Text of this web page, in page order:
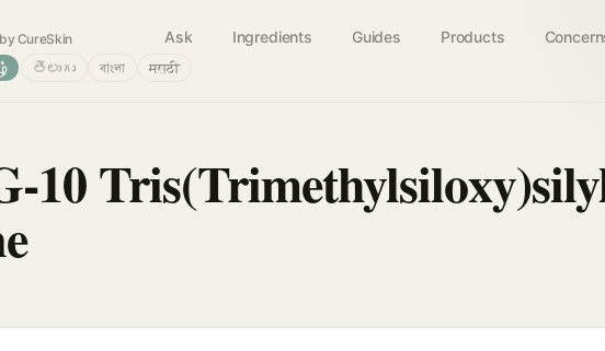
by CureSkin Ask Ingredients Guides Products
తెలుగు বাংলা मराठी
10